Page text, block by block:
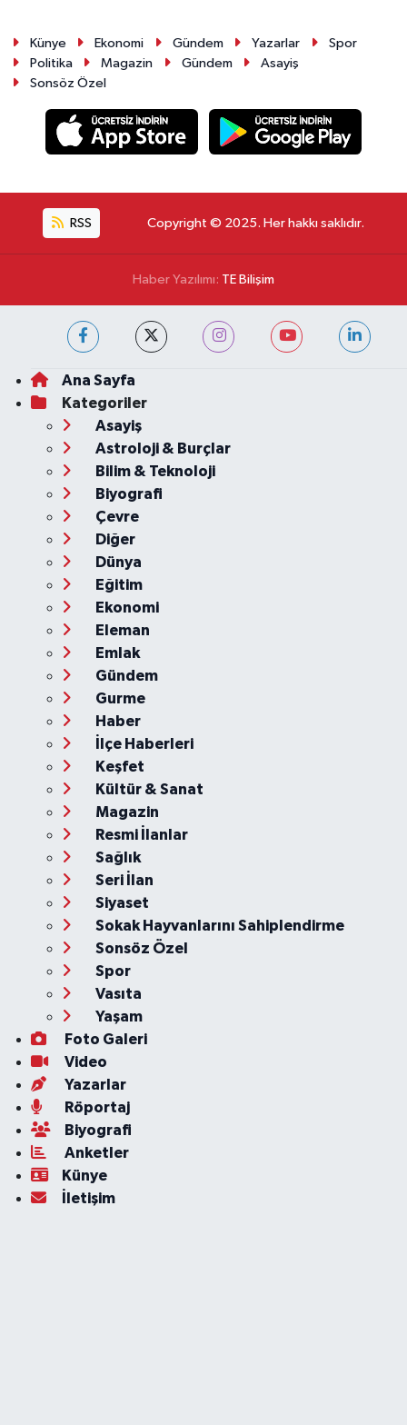
Künye Ekonomi Gündem Yazarlar
Spor
Politika
Magazin Gündem
Asayiş
Sonsöz Özel
RSS Copyright © 2025. Her hakkı saklıdır.
Haber Yazılımı: TE Bilişim
Ana Sayfa
Kategoriler
Asayiş
Astroloji & Burçlar
Bilim & Teknoloji
Biyografi
Çevre
Diğer
Dünya
Eğitim
Ekonomi
Eleman
Emlak
Gündem
Gurme
Haber
İlçe Haberleri
Keşfet
Kültür & Sanat
Magazin
Resmi İlanlar
Sağlık
Seri İlan
Siyaset
Sokak Hayvanlarını Sahiplendirme
Sonsöz Özel
Spor
Vasıta
Yaşam
Foto Galeri
Video
Yazarlar
Röportaj
Biyografi
Anketler
Künye
İletişim